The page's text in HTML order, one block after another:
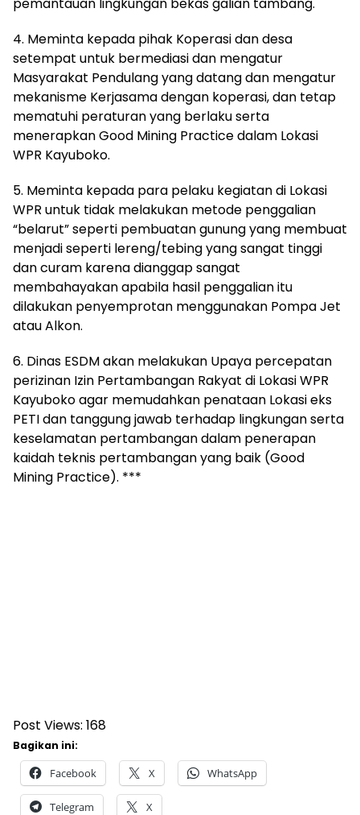
4. Meminta kepada pihak Koperasi dan desa
setempat untuk bermediasi dan mengatur
Masyarakat Pendulang yang datang dan mengatur
mekanisme Kerjasama dengan koperasi, dan tetap
mematuhi peraturan yang berlaku serta
menerapkan Good Mining Practice dalam Lokasi
WPR Kayuboko.
5. Meminta kepada para pelaku kegiatan di Lokasi
WPR untuk tidak melakukan metode penggalian
“belarut” seperti pembuatan gunung yang membuat
menjadi seperti lereng/tebing yang sangat tinggi
dan curam karena dianggap sangat
membahayakan apabila hasil penggalian itu
dilakukan penyemprotan menggunakan Pompa Jet
atau Alkon.
6. Dinas ESDM akan melakukan Upaya percepatan
perizinan Izin Pertambangan Rakyat di Lokasi WPR
Kayuboko agar memudahkan penataan Lokasi eks
PETI dan tanggung jawab terhadap lingkungan serta
keselamatan pertambangan dalam penerapan
kaidah teknis pertambangan yang baik (Good
Mining Practice). ***
Post Views: 168
Bagikan ini:
Facebook X WhatsApp
Telegram X